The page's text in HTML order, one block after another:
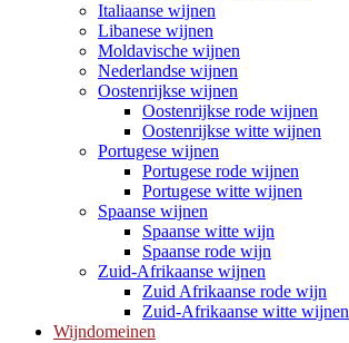
Italiaanse wijnen
Libanese wijnen
Moldavische wijnen
Nederlandse wijnen
Oostenrijkse wijnen
Oostenrijkse rode wijnen
Oostenrijkse witte wijnen
Portugese wijnen
Portugese rode wijnen
Portugese witte wijnen
Spaanse wijnen
Spaanse witte wijn
Spaanse rode wijn
Zuid-Afrikaanse wijnen
Zuid Afrikaanse rode wijn
Zuid-Afrikaanse witte wijnen
Wijndomeinen